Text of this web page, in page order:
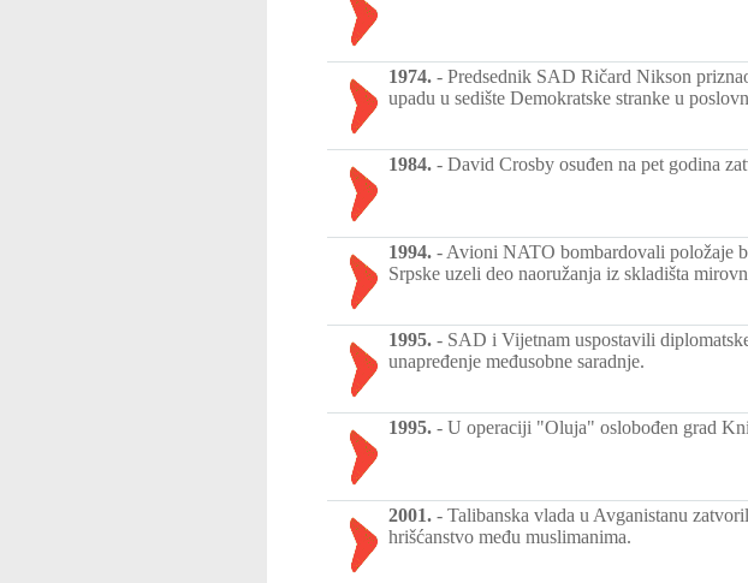
1974. - Predsednik SAD Ričard Nikson
upadu u sedište Demokratske stranke u
1984. - David Crosby osuđen na pet godina
1994. - Avioni NATO bombardovali položaje
Srpske uzeli deo naoružanja iz skladišta
1995. - SAD i Vijetnam uspostavili
unapređenje međusobne saradnje.
1995. - U operaciji "Oluja" oslobođen grad
2001. - Talibanska vlada u Avganistanu
hrišćanstvo među muslimanima.